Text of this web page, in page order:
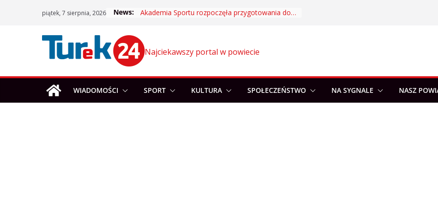
piątek, 7 sierpnia, 2026 News: Akademia Sportu rozpoczęła przygotowania do nowego sezonu
Najciekawszy portal w powiecie
WIADOMOŚCI SPORT KULTURA SPOŁECZEŃSTWO NA SYGNALE NASZ